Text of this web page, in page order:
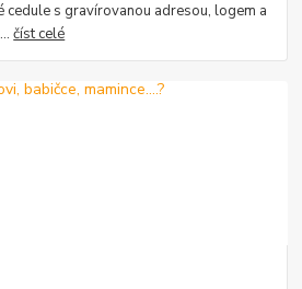
cedule s gravírovanou adresou, logem a
číst celé